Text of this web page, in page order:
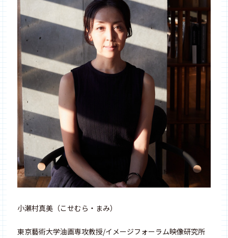
小瀬村真美（こせむら・まみ）
東京藝術大学油画専攻教授/イメージフォーラム映像研究所